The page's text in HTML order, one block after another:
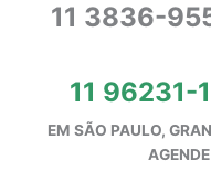
11 3836-
11 96231-
EM SÃO PAULO,
A